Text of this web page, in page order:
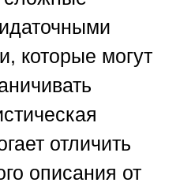
которые могут
отличить
описания от